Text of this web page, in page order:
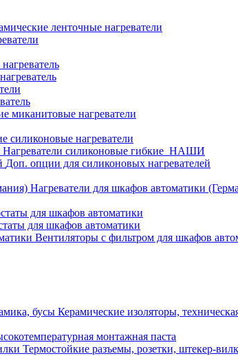
ленточные нагреватели
миканитовые нагреватели
силиконовые нагреватели
Нагреватели силиконовые гибкие_НАШИ
Доп. опции для силиконовых нагревателей
Нагреватели для шкафов автоматики
для шкафов автоматики
для шкафов автоматики
Вентиляторы с фильтром для шкафов
Керамические изоляторы,
монтажная паста
Термостойкие разъемы, розетки, штекер-